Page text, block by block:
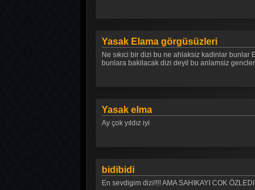
Yasak Elama görgüsüzleri
Ne sıkıci bir dizi bu ne ahlaksiz kadinlar
bunlara bakilacak dizi deyil bu anlamsiz
Yasak elma
Ay çok yıldız iyi
bidibidi
En sevdigim dizi!!!! AMA SAHIKAYI COK